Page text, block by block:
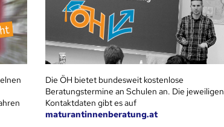
Die ÖH bietet bundesweit kostenlose
Beratungstermine an Schulen an. Die jeweiligen
Kontaktdaten gibt es auf
maturantinnenberatung.at